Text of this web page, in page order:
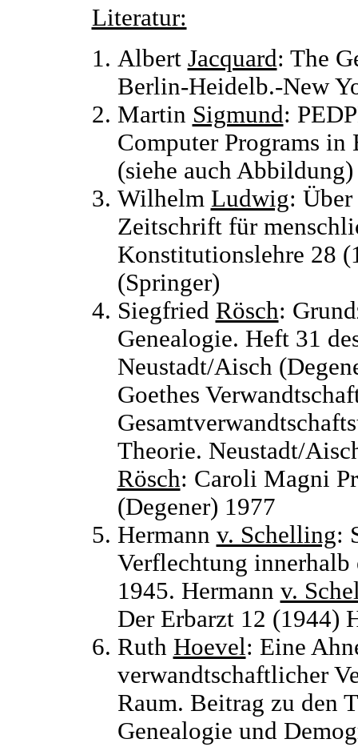
Literatur:
Albert Jacquard: The
Berlin-Heidelb.-New
Martin Sigmund:
Computer Programs
(siehe auch Abbildung)
Wilhelm Ludwig:
Zeitschrift für
Konstitutionslehre 28
(Springer)
Siegfried Rösch:
Genealogie. Heft 31
Neustadt/Aisch
Goethes
Theorie. Neustadt/
Rösch: Caroli Magni
(Degener) 1977
Hermann v. Schelling:
Verflechtung innerhalb
1945. Hermann v.
Der Erbarzt 12 (1944)
Ruth Hoevel: Eine
verwandtschaftlicher
Raum. Beitrag zu den
Genealogie und